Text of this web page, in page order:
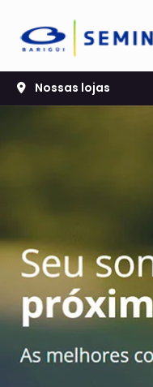
Nossas lojas